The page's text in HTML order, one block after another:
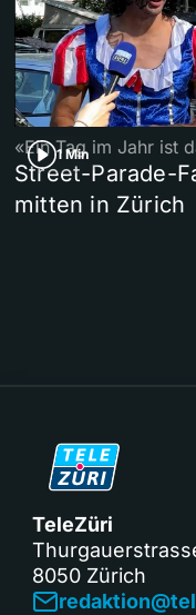
1 Min
«Ein Tag im Jahr ist
Street-Parade-
mitten in Zürich
TeleZüri
8050 Zürich